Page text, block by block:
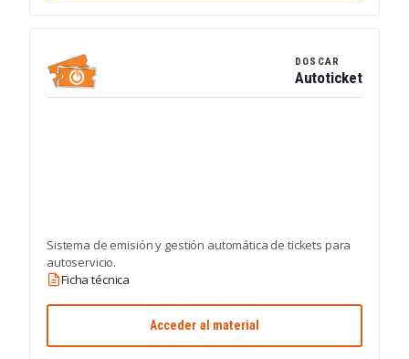
DOSCAR
Autoticket
Sistema de emisión y gestión automática de tickets para
autoservicio.
Ficha técnica
Acceder al material